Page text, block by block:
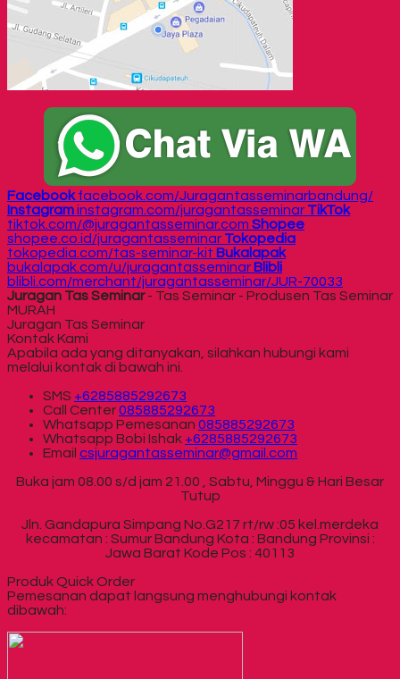
Facebook facebook.com/Juragantasseminarbandung/
Instagraminstagram.com/juragantasseminar TikTok
tiktok.com/@juragantasseminar.com Shopee
shopee.co.id/juragantasseminar Tokopedia
tokopedia.com/tas-seminar-kit Bukalapak
bukalapak.com/u/juragantasseminar Blibli
blibli.com/merchant/juragantasseminar/JUR-70033
Juragan Tas Seminar- Tas Seminar - Produsen Tas Seminar
MURAH
Juragan Tas Seminar
Kontak Kami
Apabila ada yang ditanyakan, silahkan hubungi kami
melalui kontak di bawah ini.
SMS +6285885292673
Call Center085885292673
Whatsapp Pemesanan 085885292673
Whatsapp Bobi Ishak +6285885292673
Email csjuragantasseminar@gmail.com
Buka jam 08.00 s/d jam 21.00 , Sabtu, Minggu & Hari Besar
Tutup
Jln. Gandapura Simpang No.G217 rt/rw :05 kel.merdeka
kecamatan : Sumur Bandung Kota : Bandung Provinsi :
Jawa Barat Kode Pos : 40113
Produk Quick Order
Pemesanan dapat langsung menghubungi kontak
dibawah: